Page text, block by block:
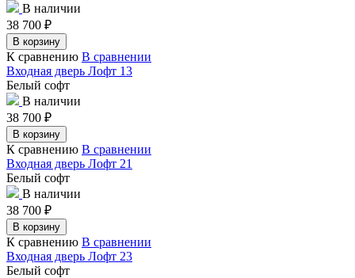
В наличии
38 700 ₽
В корзину
К сравнению В сравнении
Входная дверь Лофт 13
Белый софт
В наличии
38 700 ₽
В корзину
К сравнению В сравнении
Входная дверь Лофт 21
Белый софт
В наличии
38 700 ₽
В корзину
К сравнению В сравнении
Входная дверь Лофт 23
Белый софт